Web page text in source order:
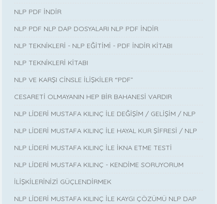
NLP PDF İNDİR
NLP PDF NLP DAP DOSYALARI NLP PDF İNDİR
NLP TEKNİKLERİ - NLP EĞİTİMİ - PDF İNDİR KİTABI
NLP TEKNİKLERİ KİTABI
NLP VE KARŞI CİNSLE İLİŞKİLER “PDF”
CESARETİ OLMAYANIN HEP BİR BAHANESİ VARDIR
NLP LİDERİ MUSTAFA KILINÇ İLE DEĞİŞİM / GELİŞİM / NLP
NLP LİDERİ MUSTAFA KILINÇ İLE HAYAL KUR ŞİFRESİ / NLP
NLP LİDERİ MUSTAFA KILINÇ İLE İKNA ETME TESTİ
NLP LİDERİ MUSTAFA KILINÇ - KENDİME SORUYORUM
İLİŞKİLERİNİZİ GÜÇLENDİRMEK
NLP LİDERİ MUSTAFA KILINÇ İLE KAYGI ÇÖZÜMÜ NLP DAP